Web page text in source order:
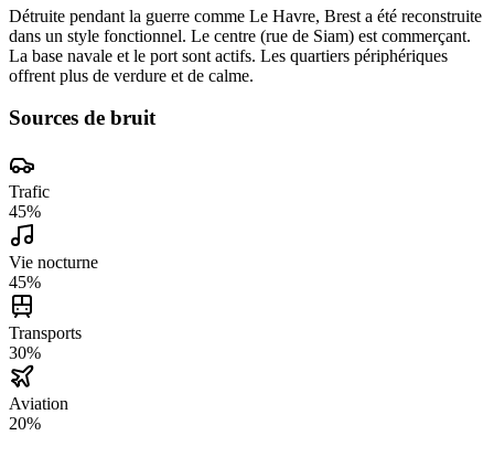
Détruite pendant la guerre comme Le Havre, Brest a été reconstruite
dans un style fonctionnel. Le centre (rue de Siam) est commerçant.
La base navale et le port sont actifs. Les quartiers périphériques
offrent plus de verdure et de calme.
Sources de bruit
Trafic
45%
Vie nocturne
45%
Transports
30%
Aviation
20%